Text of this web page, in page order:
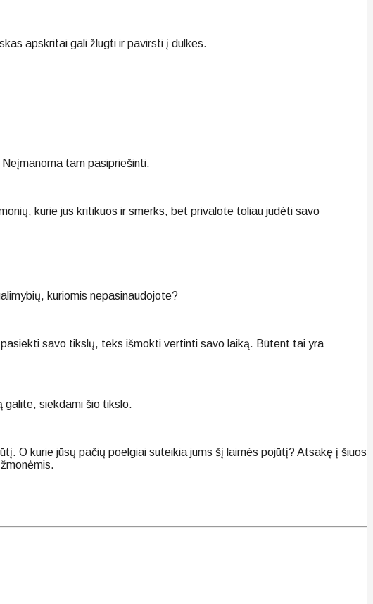
apskritai gali žlugti ir pavirsti į dulkes.
tam pasipriešinti.
kurie jus kritikuos ir smerks, bet privalote toliau judėti savo
kuriomis nepasinaudojote?
savo tikslų, teks išmokti vertinti savo laiką. Būtent tai yra
galite, siekdami šio tikslo.
O kurie jūsų pačių poelgiai suteikia jums šį laimės pojūtį? Atsakę į šiuos